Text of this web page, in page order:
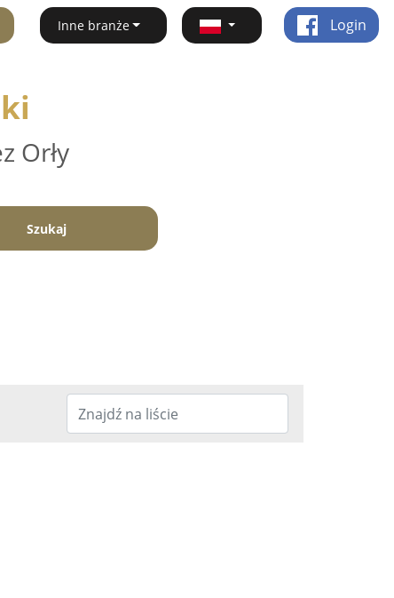
Inne branże Login
Orły
Szukaj